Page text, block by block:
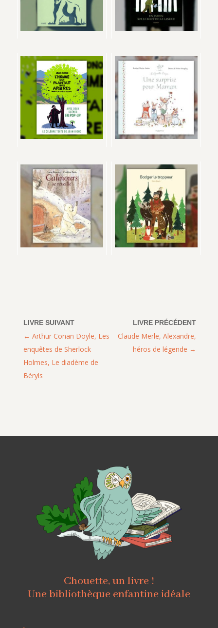
Claude Merle, Alexandre,
héros de légende
Arthur Conan Doyle, Les
enquêtes de Sherlock
Holmes, Le diadème de
Béryls
Chouette, un livre !
Une bibliothèque enfantine idéale